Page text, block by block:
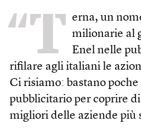
“T erna, un
milionarie al
Enel nelle
rifilare agli italiani le
Ci risiamo: bastano
pubblicitario per coprire
migliori delle aziende più